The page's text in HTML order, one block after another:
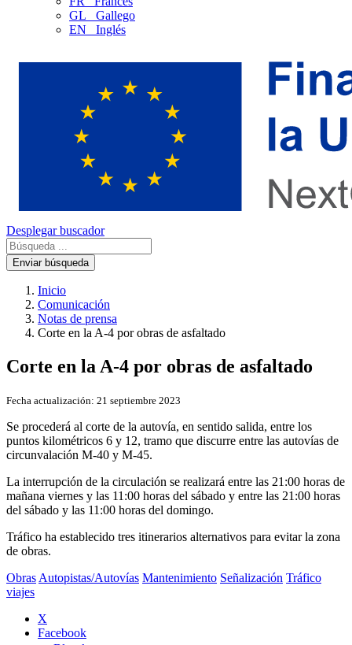
GL
Gallego
EN
Inglés
Desplegar buscador
Enviar búsqueda
Inicio
Comunicación
Notas de prensa
Corte en la A-4 por obras de asfaltado
Corte en la A-4 por obras de asfaltado
Fecha actualización: 21 septiembre 2023
Se procederá al corte de la autovía, en sentido salida, entre los
puntos kilométricos 6 y 12, tramo que discurre entre las autovías de
circunvalación M-40 y M-45.
La interrupción de la circulación se realizará entre las 21:00 horas de
mañana viernes y las 11:00 horas del sábado y entre las 21:00 horas
del sábado y las 11:00 horas del domingo.
Tráfico ha establecido tres itinerarios alternativos para evitar la zona
de obras.
Obras Autopistas/Autovías Mantenimiento Señalización Tráfico
viajes
X
Facebook